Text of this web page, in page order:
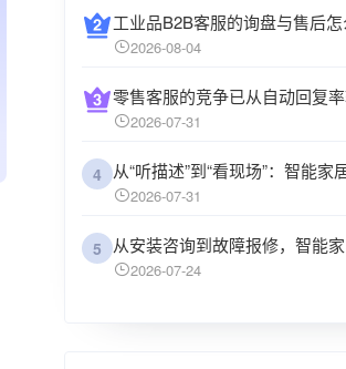
2026-08-04
2026-07-31
4
2026-07-31
5
2026-07-24